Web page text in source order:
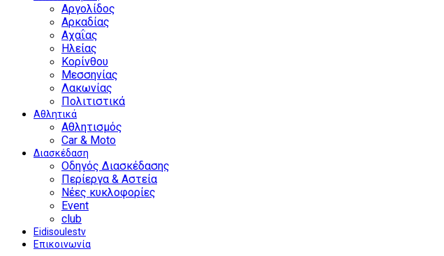
Αργολίδος
Αρκαδίας
Αχαΐας
Ηλείας
Κορίνθου
Μεσσηνίας
Λακωνίας
Πολιτιστικά
Αθλητικά
Αθλητισμός
Car & Moto
Διασκέδαση
Οδηγός Διασκέδασης
Περίεργα & Αστεία
Νέες κυκλοφορίες
Event
club
Eidisoulestv
Επικοινωνία